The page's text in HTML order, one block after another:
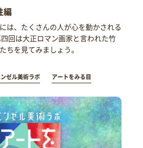
編
は、たくさんの人が心を動かされる
回は大正ロマン画家と言われた竹
ちを見てみましょう。
ゼル美術ラボ アートをみる目